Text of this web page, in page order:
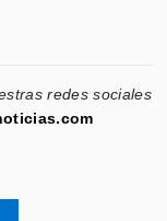
redes sociales